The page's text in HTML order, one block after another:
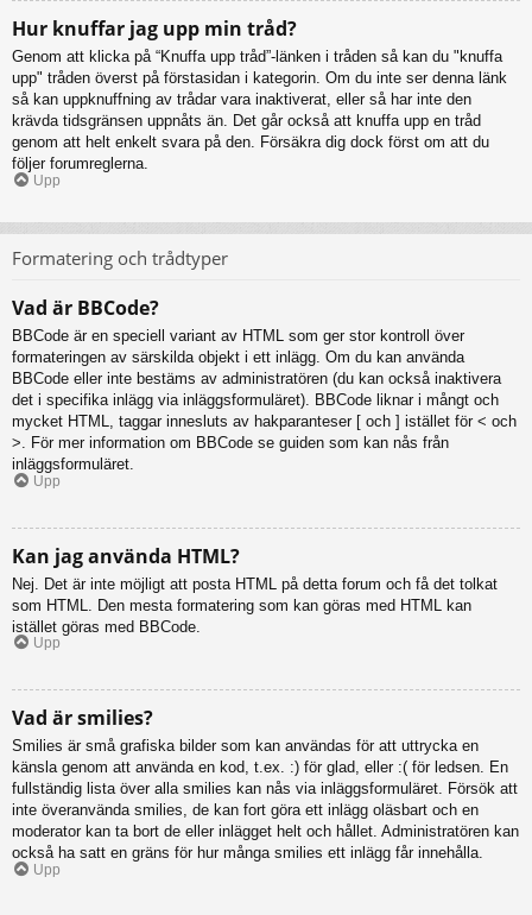
Hur knuffar jag upp min tråd?
Genom att klicka på “Knuffa upp tråd”-länken i tråden så kan du "knuffa
upp" tråden överst på förstasidan i kategorin. Om du inte ser denna länk
så kan uppknuffning av trådar vara inaktiverat, eller så har inte den
krävda tidsgränsen uppnåts än. Det går också att knuffa upp en tråd
genom att helt enkelt svara på den. Försäkra dig dock först om att du
följer forumreglerna.
Upp
Formatering och trådtyper
Vad är BBCode?
BBCode är en speciell variant av HTML som ger stor kontroll över
formateringen av särskilda objekt i ett inlägg. Om du kan använda
BBCode eller inte bestäms av administratören (du kan också inaktivera
det i specifika inlägg via inläggsformuläret). BBCode liknar i mångt och
mycket HTML, taggar innesluts av hakparanteser [ och ] istället för < och
>. För mer information om BBCode se guiden som kan nås från
inläggsformuläret.
Upp
Kan jag använda HTML?
Nej. Det är inte möjligt att posta HTML på detta forum och få det tolkat
som HTML. Den mesta formatering som kan göras med HTML kan
istället göras med BBCode.
Upp
Vad är smilies?
Smilies är små grafiska bilder som kan användas för att uttrycka en
känsla genom att använda en kod, t.ex. :) för glad, eller :( för ledsen. En
fullständig lista över alla smilies kan nås via inläggsformuläret. Försök att
inte överanvända smilies, de kan fort göra ett inlägg oläsbart och en
moderator kan ta bort de eller inlägget helt och hållet. Administratören kan
också ha satt en gräns för hur många smilies ett inlägg får innehålla.
Upp